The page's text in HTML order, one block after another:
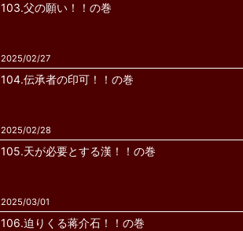
103.父の願い！！の巻
2025/02/27
104.伝承者の印可！！の巻
2025/02/28
105.天が必要とする漢！！の巻
2025/03/01
106.迫りくる蒋介石！！の巻